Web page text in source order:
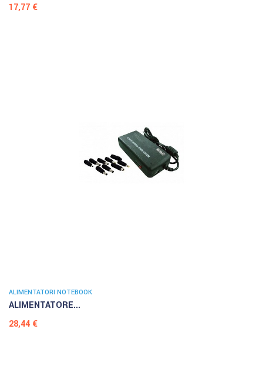
Prezzo
17,77 €
ALIMENTATORI NOTEBOOK
ALIMENTATORE...
Prezzo
28,44 €